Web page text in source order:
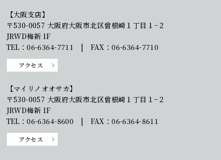
【大阪支店】
〒530-0057 大阪府大阪市北区曾根崎１丁目１−２
JRWD梅新 1F
TEL：06-6364-7711 | FAX：06-6364-7710
アクセス
【マイリノオオサカ】
〒530-0057 大阪府大阪市北区曾根崎１丁目１−２
JRWD梅新 1F
TEL：06-6364-8600 | FAX：06-6364-8611
アクセス